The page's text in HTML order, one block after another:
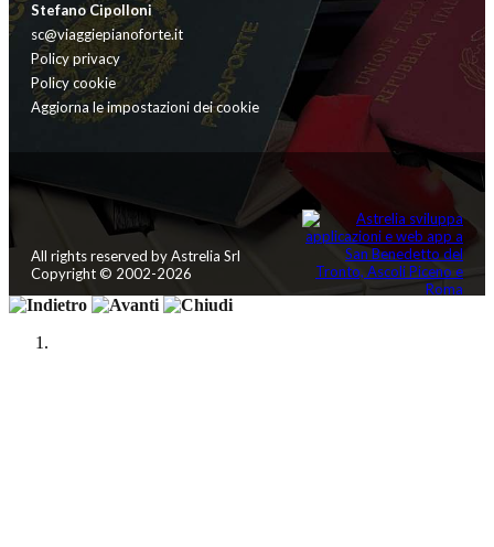
Stefano Cipolloni
sc@viaggiepianoforte.it
Policy privacy
Policy cookie
Aggiorna le impostazioni dei cookie
All rights reserved by Astrelia Srl
Copyright © 2002-2026